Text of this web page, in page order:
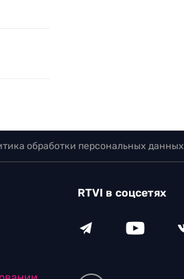
обработки персональных данных
RTVI в соцсетях